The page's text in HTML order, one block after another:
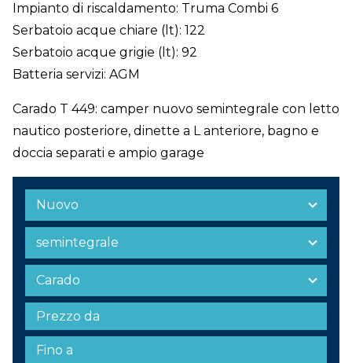
Impianto di riscaldamento: Truma Combi 6
Serbatoio acque chiare (lt): 122
Serbatoio acque grigie (lt): 92
Batteria servizi: AGM
Carado T 449: camper nuovo semintegrale con letto
nautico posteriore, dinette a L anteriore, bagno e
doccia separati e ampio garage